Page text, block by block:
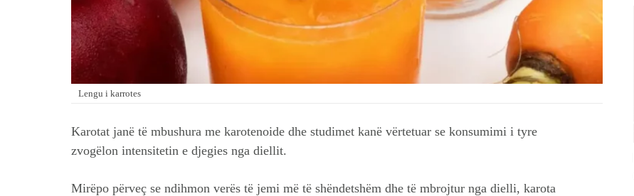
Lengu i karrotes
Karotat janë të mbushura me karotenoide dhe studimet kanë vërtetuar se konsumimi i tyre
zvogëlon intensitetin e djegies nga diellit.
Mirëpo përveç se ndihmon verës të jemi më të shëndetshëm dhe të mbrojtur nga dielli, karota